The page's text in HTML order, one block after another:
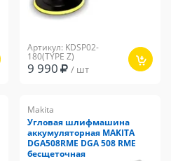
Артикул: KDSP02-
180(TYPE Z)
9 990 / шт
Makita
Угловая шлифмашина
аккумуляторная MAKITA
DGA508RME DGA 508 RME
бесщеточная